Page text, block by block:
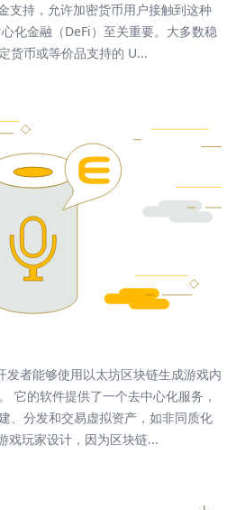
支持，允许加密货币用户接触到这种
化金融（DeFi）至关重要。大多数稳
货币或等价品支持的 U...
者能够使用以太坊区块链生成游戏内
它的软件提供了一个去中心化服务，
、分发和交易虚拟资产，如非同质化
戏玩家设计，因为区块链...